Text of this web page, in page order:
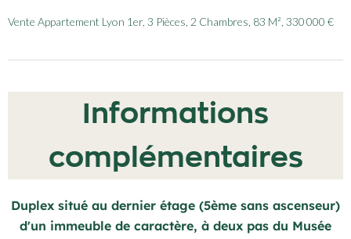
Vente Appartement Lyon 1er, 3 Pièces, 2 Chambres, 83 M², 330 000 €
Informations
complémentaires
Duplex situé au dernier étage (5ème sans ascenseur)
d'un immeuble de caractère, à deux pas du Musée